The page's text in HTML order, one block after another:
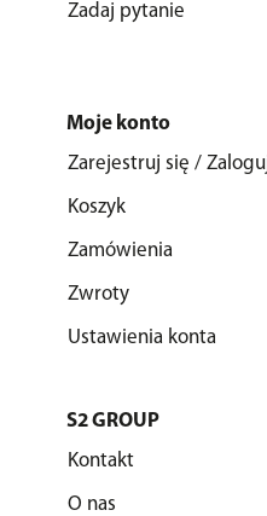
Zadaj pytanie
Moje konto
Zarejestruj się /
Koszyk
Zamówienia
Zwroty
Ustawienia konta
S2 GROUP
Kontakt
O nas